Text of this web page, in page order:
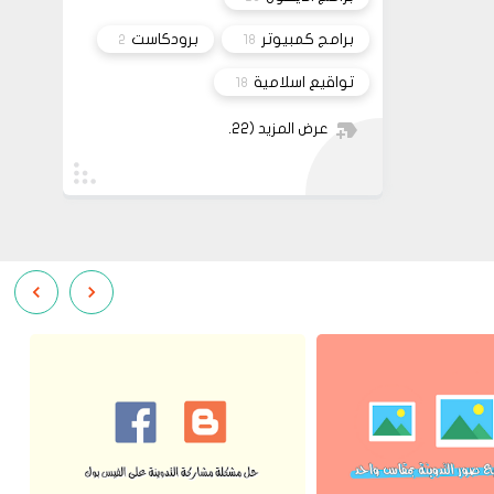
برامج كمبيوتر 18 برودكاست 2
تواقيع اسلامية 18
عرض المزيد (22)